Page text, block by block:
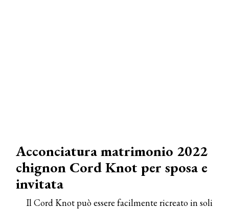
Acconciatura matrimonio 2022
chignon Cord Knot per sposa e
invitata
Il Cord Knot può essere facilmente ricreato in soli